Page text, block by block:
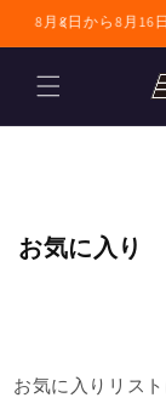
コンテンツに進
8月8日から8月16
お気に入り
お気に入りリスト